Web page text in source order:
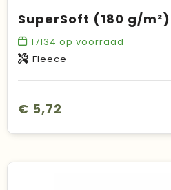
SuperSoft (180 g/
17134 op voorraad
Fleece
€ 5,72